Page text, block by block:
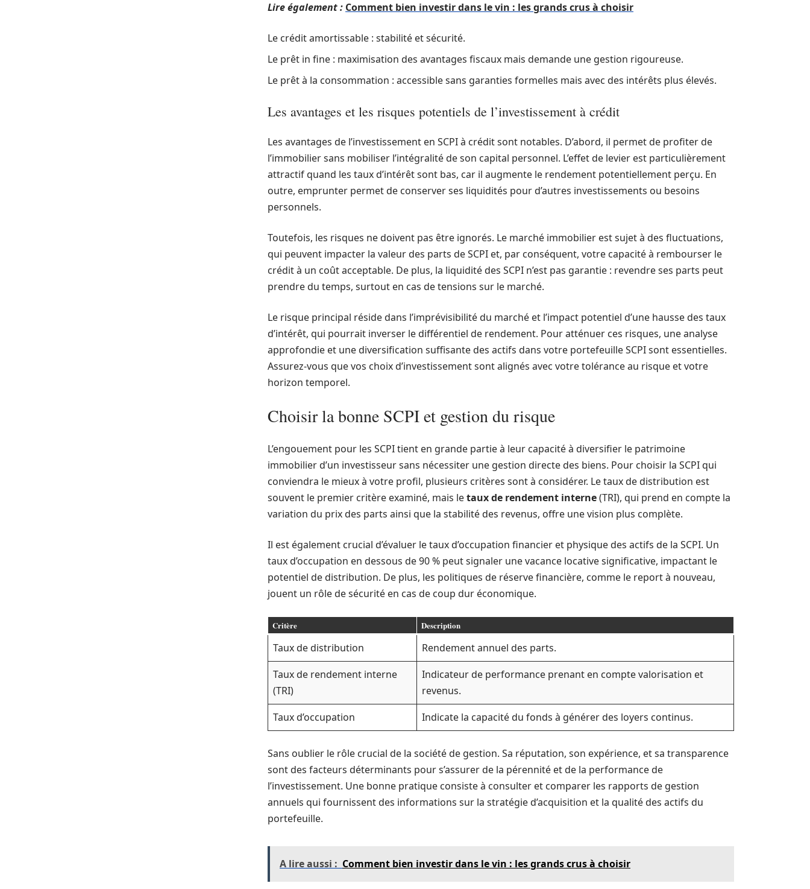
Lire également : Comment bien investir dans le vin : les grands crus à choisir
Le crédit amortissable : stabilité et sécurité.
Le prêt in fine : maximisation des avantages fiscaux mais demande une gestion rigoureuse.
Le prêt à la consommation : accessible sans garanties formelles mais avec des intérêts plus élevés.
Les avantages et les risques potentiels de l’investissement à crédit
Les avantages de l’investissement en SCPI à crédit sont notables. D’abord, il permet de profiter de
l’immobilier sans mobiliser l’intégralité de son capital personnel. L’effet de levier est particulièrement
attractif quand les taux d’intérêt sont bas, car il augmente le rendement potentiellement perçu. En
outre, emprunter permet de conserver ses liquidités pour d’autres investissements ou besoins
personnels.
Toutefois, les risques ne doivent pas être ignorés. Le marché immobilier est sujet à des fluctuations,
qui peuvent impacter la valeur des parts de SCPI et, par conséquent, votre capacité à rembourser le
crédit à un coût acceptable. De plus, la liquidité des SCPI n’est pas garantie : revendre ses parts peut
prendre du temps, surtout en cas de tensions sur le marché.
Le risque principal réside dans l’imprévisibilité du marché et l’impact potentiel d’une hausse des taux
d’intérêt, qui pourrait inverser le différentiel de rendement. Pour atténuer ces risques, une analyse
approfondie et une diversification suffisante des actifs dans votre portefeuille SCPI sont essentielles.
Assurez-vous que vos choix d’investissement sont alignés avec votre tolérance au risque et votre
horizon temporel.
Choisir la bonne SCPI et gestion du risque
L’engouement pour les SCPI tient en grande partie à leur capacité à diversifier le patrimoine
immobilier d’un investisseur sans nécessiter une gestion directe des biens. Pour choisir la SCPI qui
conviendra le mieux à votre profil, plusieurs critères sont à considérer. Le taux de distribution est
souvent le premier critère examiné, mais letaux de rendement interne(TRI), qui prend en compte la
variation du prix des parts ainsi que la stabilité des revenus, offre une vision plus complète.
Il est également crucial d’évaluer le taux d’occupation financier et physique des actifs de la SCPI. Un
taux d’occupation en dessous de 90 % peut signaler une vacance locative significative, impactant le
potentiel de distribution. De plus, les politiques de réserve financière, comme le report à nouveau,
jouent un rôle de sécurité en cas de coup dur économique.
Critère Description
Taux de distribution
Rendement annuel des parts.
Taux de rendement interne
(TRI)
Indicateur de performance prenant en compte valorisation et
revenus.
Taux d’occupation
Indicate la capacité du fonds à générer des loyers continus.
Sans oublier le rôle crucial de la société de gestion. Sa réputation, son expérience, et sa transparence
sont des facteurs déterminants pour s’assurer de la pérennité et de la performance de
l’investissement. Une bonne pratique consiste à consulter et comparer les rapports de gestion
annuels qui fournissent des informations sur la stratégie d’acquisition et la qualité des actifs du
portefeuille.
A lire aussi : Comment bien investir dans le vin : les grands crus à choisir